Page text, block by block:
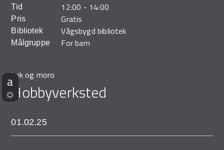
Tid 12:00 - 14:00
Pris Gratis
Bibliotek Vågsbygd bibliotek
Målgruppe For barn
Lek og moro
Hobbyverksted
01.02.25